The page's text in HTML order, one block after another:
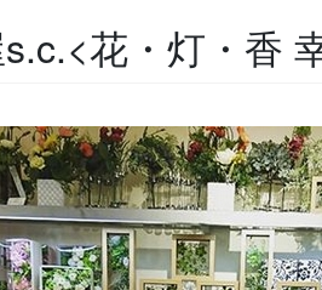
花・灯・香